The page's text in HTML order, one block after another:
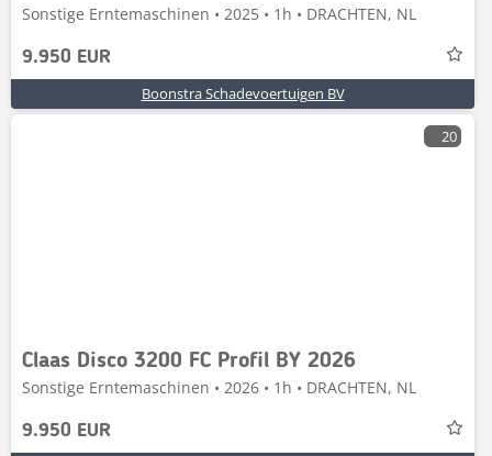
Sonstige Erntemaschinen • 2025 • 1h • DRACHTEN, NL
9.950 EUR
Boonstra Schadevoertuigen BV
20
Claas Disco 3200 FC Profil BY 2026
Sonstige Erntemaschinen • 2026 • 1h • DRACHTEN, NL
9.950 EUR